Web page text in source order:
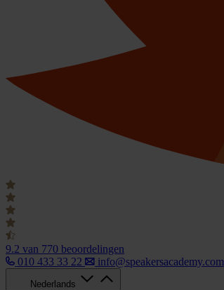
9.2 van 770 beoordelingen
010 433 33 22
info@speakersacademy.com
Nederlands